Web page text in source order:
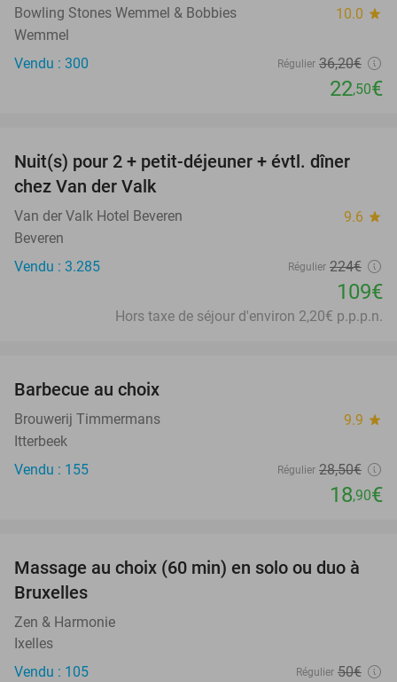
Bowling Stones Wemmel & Bobbies 10.0 star
Wemmel
Vendu : 300
Régulier 36,20€
22,50€
51%
Nuit(s) pour 2 + petit-déjeuner + évtl. dîner
chez Van der Valk
Van der Valk Hotel Beveren 9.6 star
Beveren
Vendu : 3.285
Régulier 224€
109€
Hors taxe de séjour d'environ 2,20€ p.p.p.n.
Barbecue au choix
Brouwerij Timmermans 9.9 star
Itterbeek
Vendu : 155
Régulier 28,50€
18,90€
42%
Massage au choix (60 min) en solo ou duo à
Bruxelles
Zen & Harmonie
Ixelles
Vendu : 105
Régulier 50€